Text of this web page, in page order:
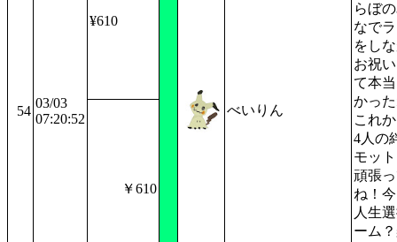
54
03/03
07:20:52
¥610
べいりん
らぼ
なで
をし
お祝
て本
かっ
これ
4人の
モッ
頑張
ね！
人生
ーム
￥610